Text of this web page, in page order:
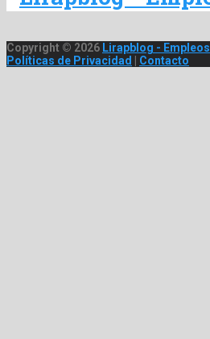
Copyright © 2026 Lirapblog - Empleos
Políticas de Privacidad
Contacto